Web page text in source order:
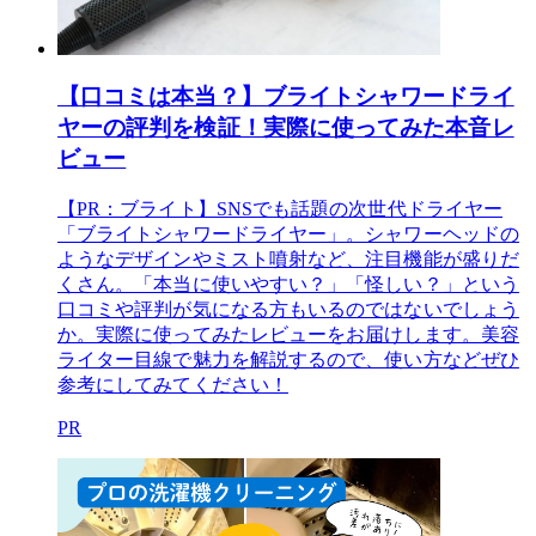
【口コミは本当？】ブライトシャワードライ
ヤーの評判を検証！実際に使ってみた本音レ
ビュー
【PR：ブライト】SNSでも話題の次世代ドライヤー
「ブライトシャワードライヤー」。シャワーヘッドの
ようなデザインやミスト噴射など、注目機能が盛りだ
くさん。「本当に使いやすい？」「怪しい？」という
口コミや評判が気になる方もいるのではないでしょう
か。実際に使ってみたレビューをお届けします。美容
ライター目線で魅力を解説するので、使い方などぜひ
参考にしてみてください！
PR